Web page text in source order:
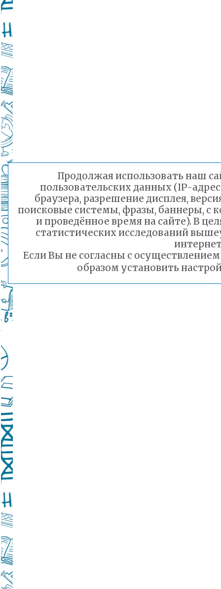
Продолжая использовать наш
пользовательских данных (IP-
браузера, разрешение дисплея,
поисковые системы, фразы, баннеры, с
и проведённое время на сайте). В
статистических исследований
Если Вы не согласны с
образом установить